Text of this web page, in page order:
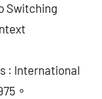
Switching
: International
。